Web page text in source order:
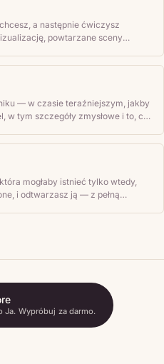
a następnie ćwiczysz
powtarzane sceny
stanem mentalnym.
— w czasie teraźniejszym, jakby
w tym szczegóły zmysłowe i to, co
mogłaby istnieć tylko wtedy,
i odtwarzasz ją — z pełną
Ja. Wypróbuj za darmo.